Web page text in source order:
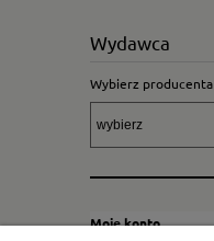
Wydawca
Wybierz producenta
Moje konto